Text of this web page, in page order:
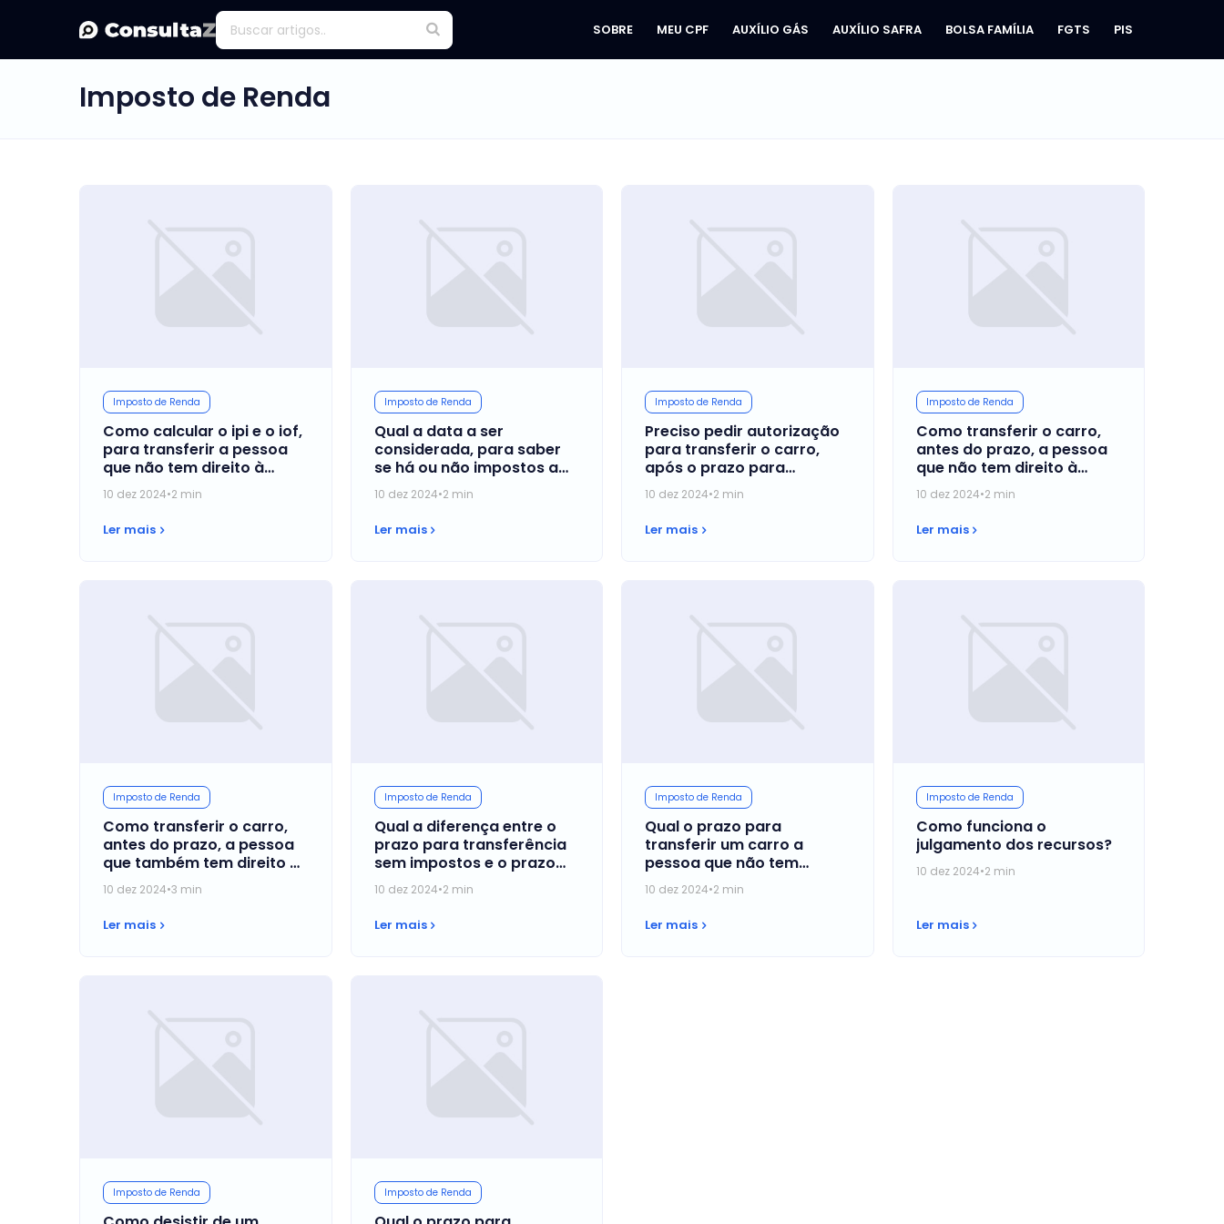
SOBRE MEU CPF AUXÍLIO GÁS AUXÍLIO SAFRA BOLSA FAMÍLIA FGTS PIS
Imposto de Renda
Imposto de Renda
Como calcular o ipi e o iof,
para transferir a pessoa
que não tem direito à
isenção, antes do prazo
legal?
10 dez 2024•2 min
Ler mais
Imposto de Renda
Qual a data a ser
considerada, para saber
se há ou não impostos a
pagar, nos casos de
falecimento?
10 dez 2024•2 min
Ler mais
Imposto de Renda
Preciso pedir autorização
para transferir o carro,
após o prazo para
transferência?
10 dez 2024•2 min
Ler mais
Imposto de Renda
Como transferir o carro,
antes do prazo, a pessoa
que não tem direito à
isenção?
10 dez 2024•2 min
Ler mais
Imposto de Renda
Como transferir o carro,
antes do prazo, a pessoa
que também tem direito à
isenção?
10 dez 2024•3 min
Ler mais
Imposto de Renda
Qual a diferença entre o
prazo para transferência
sem impostos e o prazo
para nova aquisição?
10 dez 2024•2 min
Ler mais
Imposto de Renda
Qual o prazo para
transferir um carro a
pessoa que não tem
direito à isenção, sem ter
que pagar imposto?
10 dez 2024•2 min
Ler mais
Imposto de Renda
Como funciona o
julgamento dos recursos?
10 dez 2024•2 min
Ler mais
Imposto de Renda Imposto de Renda